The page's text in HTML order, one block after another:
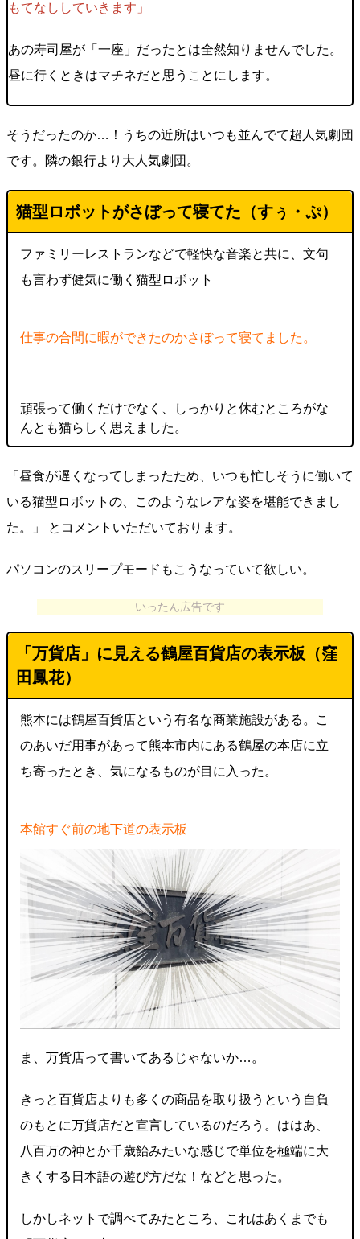
もてなししていきます」
あの寿司屋が「一座」だったとは全然知りませんでした。
昼に行くときはマチネだと思うことにします。
そうだったのか…！うちの近所はいつも並んでて超人気劇団
です。隣の銀行より大人気劇団。
猫型ロボットがさぼって寝てた（すぅ・ぷ）
ファミリーレストランなどで軽快な音楽と共に、文句
も言わず健気に働く猫型ロボット
仕事の合間に暇ができたのかさぼって寝てました。
頑張って働くだけでなく、しっかりと休むところがな
んとも猫らしく思えました。
「昼食が遅くなってしまったため、いつも忙しそうに働いて
いる猫型ロボットの、このようなレアな姿を堪能できまし
た。」 とコメントいただいております。
パソコンのスリープモードもこうなっていて欲しい。
いったん広告です
「万貨店」に見える鶴屋百貨店の表示板（窪
田鳳花）
熊本には鶴屋百貨店という有名な商業施設がある。こ
のあいだ用事があって熊本市内にある鶴屋の本店に立
ち寄ったとき、気になるものが目に入った。
本館すぐ前の地下道の表示板
ま、万貨店って書いてあるじゃないか…。
きっと百貨店よりも多くの商品を取り扱うという自負
のもとに万貨店だと宣言しているのだろう。ははあ、
八百万の神とか千歳飴みたいな感じで単位を極端に大
きくする日本語の遊び方だな！などと思った。
しかしネットで調べてみたところ、これはあくまでも